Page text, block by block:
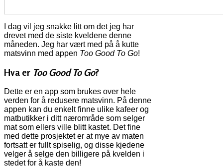
I dag vil jeg snakke litt om det jeg har
drevet med de siste kveldene denne
måneden. Jeg har vært med på å kutte
matsvinn med appen Too Good To Go!
Hva er Too Good To Go?
Dette er en app som brukes over hele
verden for å redusere matsvinn. På denne
appen kan du enkelt finne ulike kafeer og
matbutikker i ditt nærområde som selger
mat som ellers ville blitt kastet. Det fine
med dette prosjektet er at mye av maten
fortsatt er fullt spiselig, og disse kjedene
velger å selge den billigere på kvelden i
stedet for å kaste den!